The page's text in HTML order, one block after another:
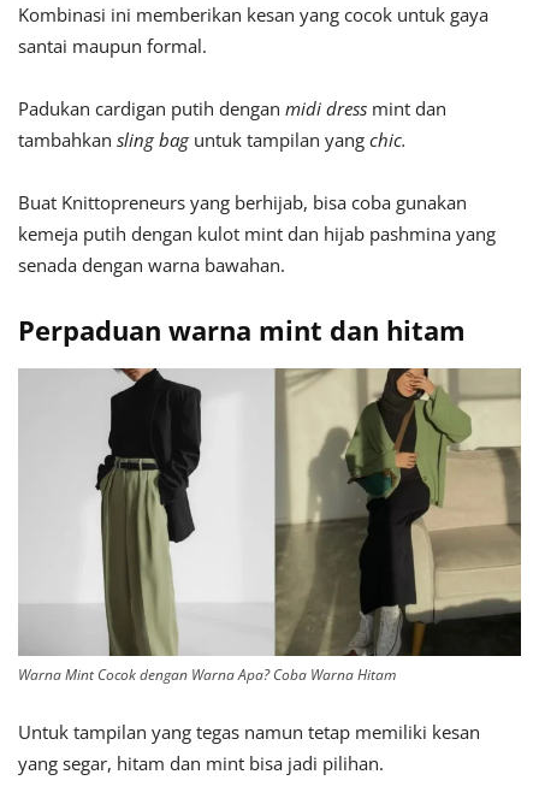
Kombinasi ini memberikan kesan yang cocok untuk gaya
santai maupun formal.
Padukan cardigan putih dengan midi dress mint dan
tambahkan sling bag untuk tampilan yang chic.
Buat Knittopreneurs yang berhijab, bisa coba gunakan
kemeja putih dengan kulot mint dan hijab pashmina yang
senada dengan warna bawahan.
Perpaduan warna mint dan hitam
Warna Mint Cocok dengan Warna Apa? Coba Warna Hitam
Untuk tampilan yang tegas namun tetap memiliki kesan
yang segar, hitam dan mint bisa jadi pilihan.